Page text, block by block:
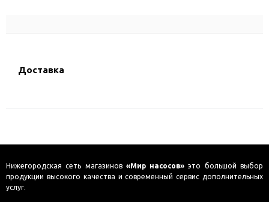
Доставка
Нижегородская сеть магазинов «Мир насосов» это большой выбор
продукции высокого качества и современный сервис дополнительных
услуг.